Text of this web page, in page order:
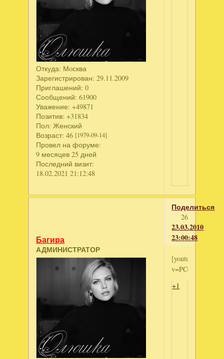
Откуда: Мoсква
Зарегистрирован: 29.11.2009
Приглашений: 0
Сообщений: 61900
Уважение: +49871
Позитив: +31834
Пол: Женский
Возраст: 46 [1979-09-14]
Провел на форуме:
9 месяцев 25 дней
Последний визит:
18.02.2021 21:12:48
Поделиться
26
23.03.2010
23:00:48
Багира
АДМИНИСТРАТОР
[youtube]http://
+1